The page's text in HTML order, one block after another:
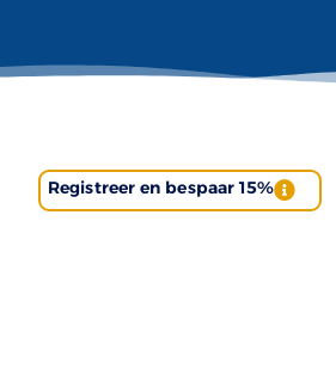
Registreer en bespaar 15%